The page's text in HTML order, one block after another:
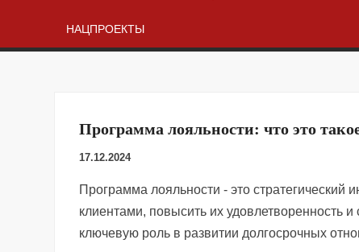
НАЦПРОЕКТЫ
Программа лояльности: что это
17.12.2024
Программа лояльности - это стратегический
клиентами, повысить их удовлетворенность
ключевую роль в развитии долгосрочных